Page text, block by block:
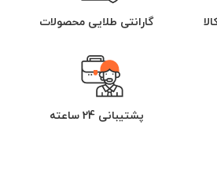
گارانتی طلایی محصولات
پشتیبانی 24 ساعته